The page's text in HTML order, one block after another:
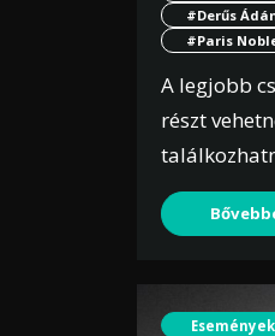
#Derűs
#Paris
A legjobb
részt
Események